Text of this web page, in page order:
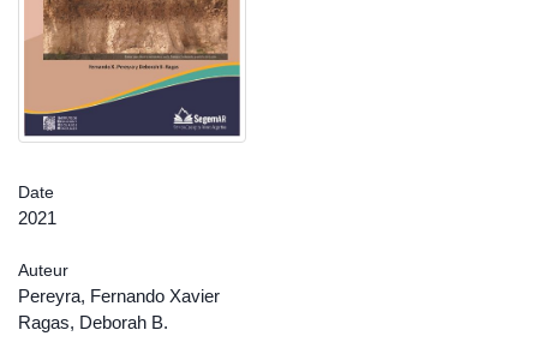
Date
2021
Auteur
Pereyra, Fernando Xavier
Ragas, Deborah B.